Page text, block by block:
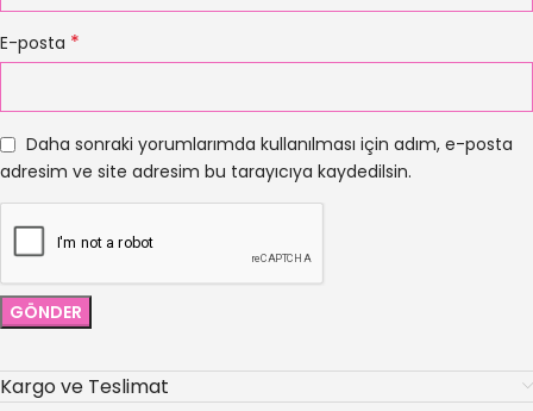
E-posta *
Daha sonraki yorumlarımda kullanılması için adım, e-posta
adresim ve site adresim bu tarayıcıya kaydedilsin.
Kargo ve Teslimat